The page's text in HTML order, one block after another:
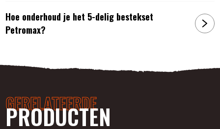
Hoe onderhoud je het 5-delig bestekset
Petromax?
GERELATEERDE
PRODUCTEN